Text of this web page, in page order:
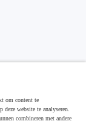
om content te
website te analyseren.
combineren met andere